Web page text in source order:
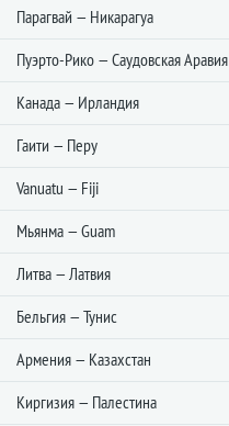
Парагвай — Никарагуа
Пуэрто-Рико — Саудовская Аравия
Канада — Ирландия
Гаити — Перу
Vanuatu — Fiji
Мьянма — Guam
Литва — Латвия
Бельгия — Тунис
Армения — Казахстан
Киргизия — Палестина